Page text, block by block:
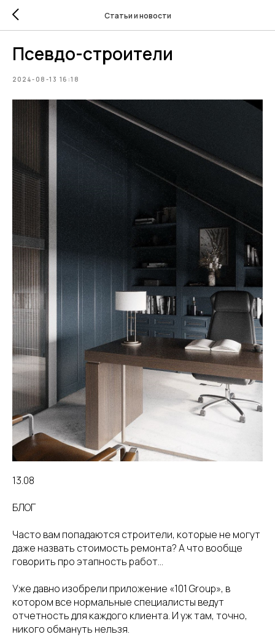
Статьи и новости
Псевдо-строители
2024-08-13 16:18
13.08
БЛОГ
Часто вам попадаются строители, которые не могут
даже назвать стоимость ремонта? А что вообще
говорить про этапность работ…
Уже давно изобрели приложение «101 Group», в
котором все нормальные специалисты ведут
отчетность для каждого клиента. И уж там, точно,
никого обмануть нельзя.